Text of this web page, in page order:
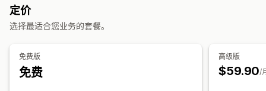
推荐管理
成就跟踪 联盟链接 分析
实时跟踪
联盟体验
百分比折扣
增销折扣 交叉销售折扣 自定义折扣
自定义代码
API 和 Webhook
定价
选择最适合您业务的套餐。
免费版
免费
高级版
$59.90/